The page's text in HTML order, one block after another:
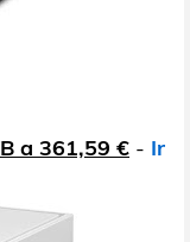
a 361,59 € - Ir